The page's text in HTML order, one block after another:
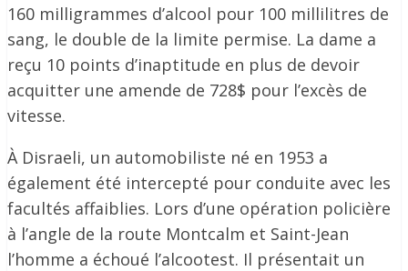
160 milligrammes d’alcool pour 100 millilitres de
sang, le double de la limite permise. La dame a
reçu 10 points d’inaptitude en plus de devoir
acquitter une amende de 728$ pour l’excès de
vitesse.
À Disraeli, un automobiliste né en 1953 a
également été intercepté pour conduite avec les
facultés affaiblies. Lors d’une opération policière
à l’angle de la route Montcalm et Saint-Jean
l’homme a échoué l’alcootest. Il présentait un